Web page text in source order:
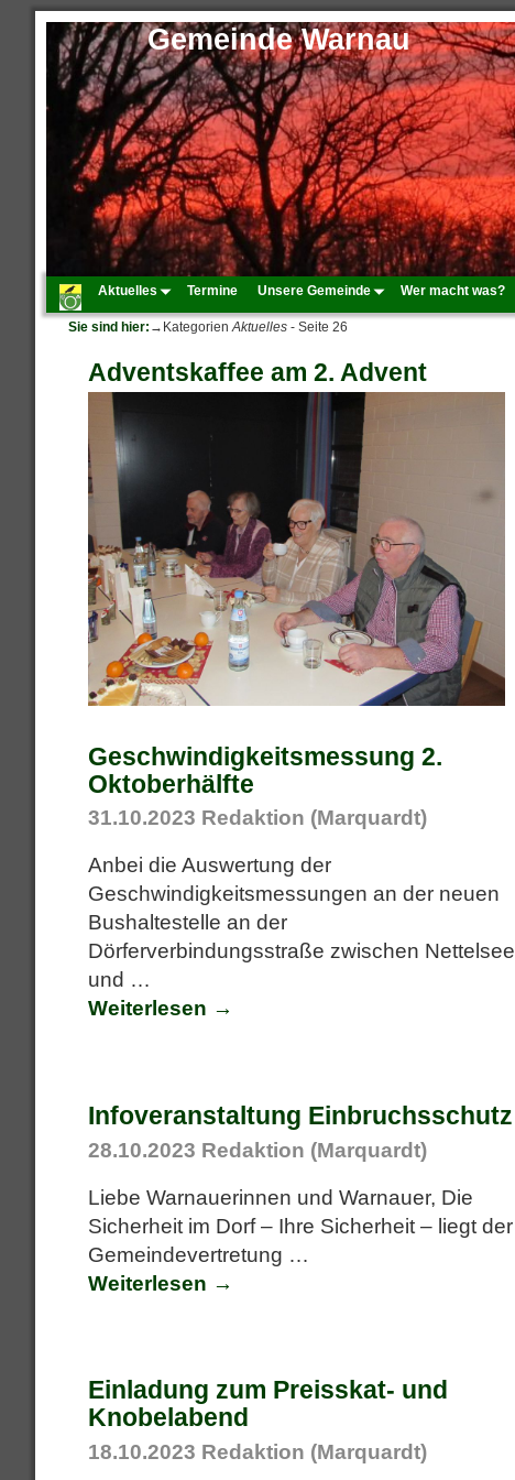
Gemeinde Warnau
Aktuelles Termine Unsere Gemeinde Wer macht was?
Sie sind hier: →Kategorien Aktuelles - Seite 26
Adventskaffee am 2. Advent
Geschwindigkeitsmessung 2.
Oktoberhälfte
31.10.2023 Redaktion (Marquardt)
Anbei die Auswertung der
Geschwindigkeitsmessungen an der neuen
Bushaltestelle an der
Dörferverbindungsstraße zwischen Nettelsee
und …
Weiterlesen →
Infoveranstaltung Einbruchsschutz
28.10.2023 Redaktion (Marquardt)
Liebe Warnauerinnen und Warnauer, Die
Sicherheit im Dorf – Ihre Sicherheit – liegt der
Gemeindevertretung …
Weiterlesen →
Einladung zum Preisskat- und
Knobelabend
18.10.2023 Redaktion (Marquardt)